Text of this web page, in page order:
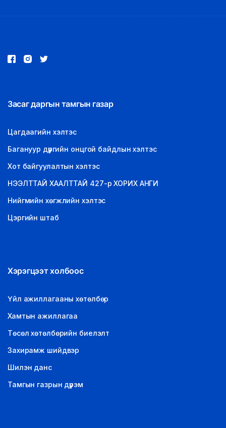
Засаг даргын тамгын газар
Цагдаагийн хэлтэс
Багануур дүүргийн онцгой байдлын хэлтэс
Хот байгуулалтын хэлтэс
НЭЭЛТТАЙ ХААЛТТАЙ 427-р ХОРИХ АНГИ
Нийгмийн хөгжлийн хэлтэс
Цэргийн штаб
Хэрэгцээт холбоос
Үйл ажиллагааны хөтөлбөр
Хамтын ажиллагаа
Төсөл хөтөлбөрийн биелэлт
Захирамж шийдвэр
Шилэн данс
Тамгын газрын дүрэм